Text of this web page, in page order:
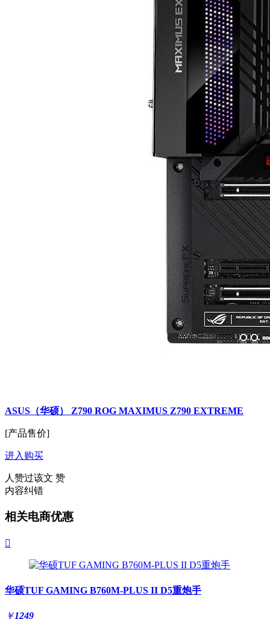
ASUS（华硕） Z790 ROG MAXIMUS Z790 EXTREME
[产品售价]
进入购买
人赞过该文 赞
内容纠错
相关电商优惠

华硕TUF GAMING B760M-PLUS II D5重炮手
￥1249